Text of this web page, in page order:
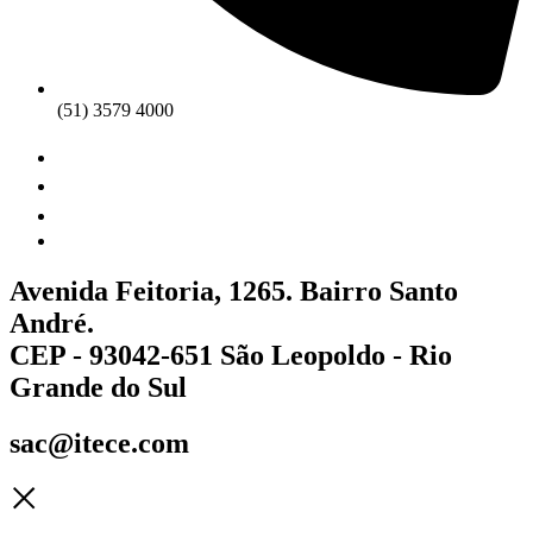
(51) 3579 4000
Avenida Feitoria, 1265. Bairro Santo
André.
CEP - 93042-651 São Leopoldo - Rio
Grande do Sul
sac@itece.com